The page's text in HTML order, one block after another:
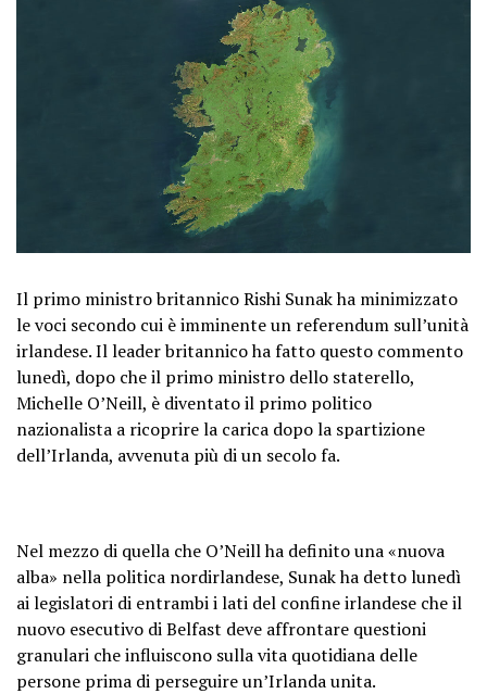
Il primo ministro britannico Rishi Sunak ha minimizzato
le voci secondo cui è imminente un referendum sull’unità
irlandese. Il leader britannico ha fatto questo commento
lunedì, dopo che il primo ministro dello staterello,
Michelle O’Neill, è diventato il primo politico
nazionalista a ricoprire la carica dopo la spartizione
dell’Irlanda, avvenuta più di un secolo fa.
Nel mezzo di quella che O’Neill ha definito una «nuova
alba» nella politica nordirlandese, Sunak ha detto lunedì
ai legislatori di entrambi i lati del confine irlandese che il
nuovo esecutivo di Belfast deve affrontare questioni
granulari che influiscono sulla vita quotidiana delle
persone prima di perseguire un’Irlanda unita.